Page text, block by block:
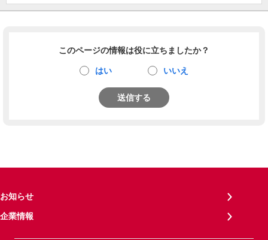
このページの情報は役に立ちましたか？
はい いいえ
送信する
お知らせ
企業情報